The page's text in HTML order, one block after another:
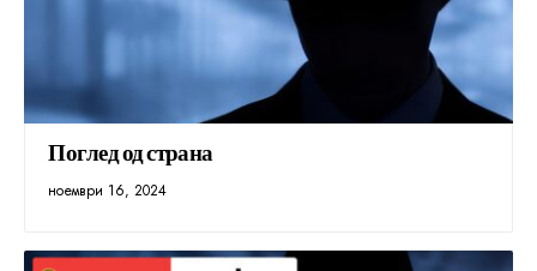
Поглед од страна
ноември 16, 2024